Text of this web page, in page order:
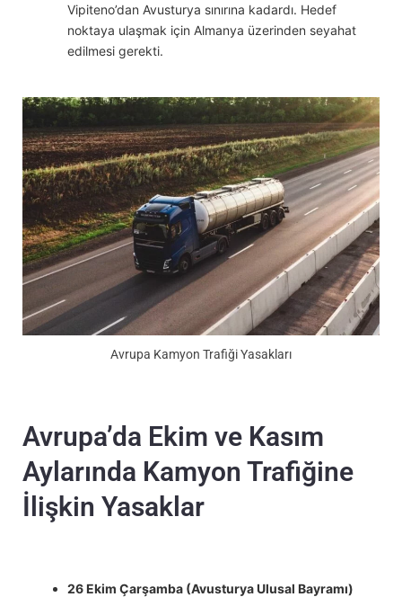
Vipiteno’dan Avusturya sınırına kadardı. Hedef
noktaya ulaşmak için Almanya üzerinden seyahat
edilmesi gerekti.
Avrupa Kamyon Trafiği Yasakları
Avrupa’da Ekim ve Kasım
Aylarında Kamyon Trafiğine
İlişkin Yasaklar
26 Ekim Çarşamba (Avusturya Ulusal Bayramı)